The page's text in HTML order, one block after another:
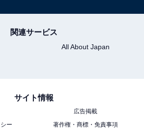
れたデザインで、モダンでポップな
関連サービス
All About Japan
サイト情報
広告掲載
ー
著作権・商標・免責事項